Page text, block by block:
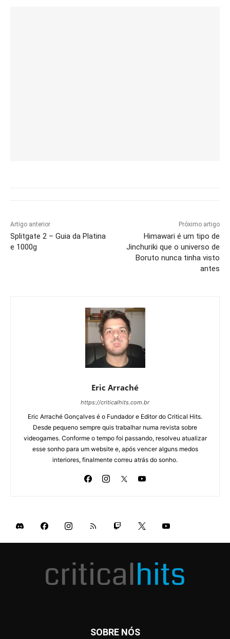
Artigo anterior
Splitgate 2 – Guia da Platina
e 1000g
Próximo artigo
Himawari é um tipo de
Jinchuriki que o universo de
Boruto nunca tinha visto
antes
Eric Arraché
https://criticalhits.com.br
Eric Arraché Gonçalves é o Fundador e Editor do Critical Hits.
Desde pequeno sempre quis trabalhar numa revista sobre
videogames. Conforme o tempo foi passando, resolveu atualizar
esse sonho para um website e, após vencer alguns medos
interiores, finalmente correu atrás do sonho.
SOBRE NÓS